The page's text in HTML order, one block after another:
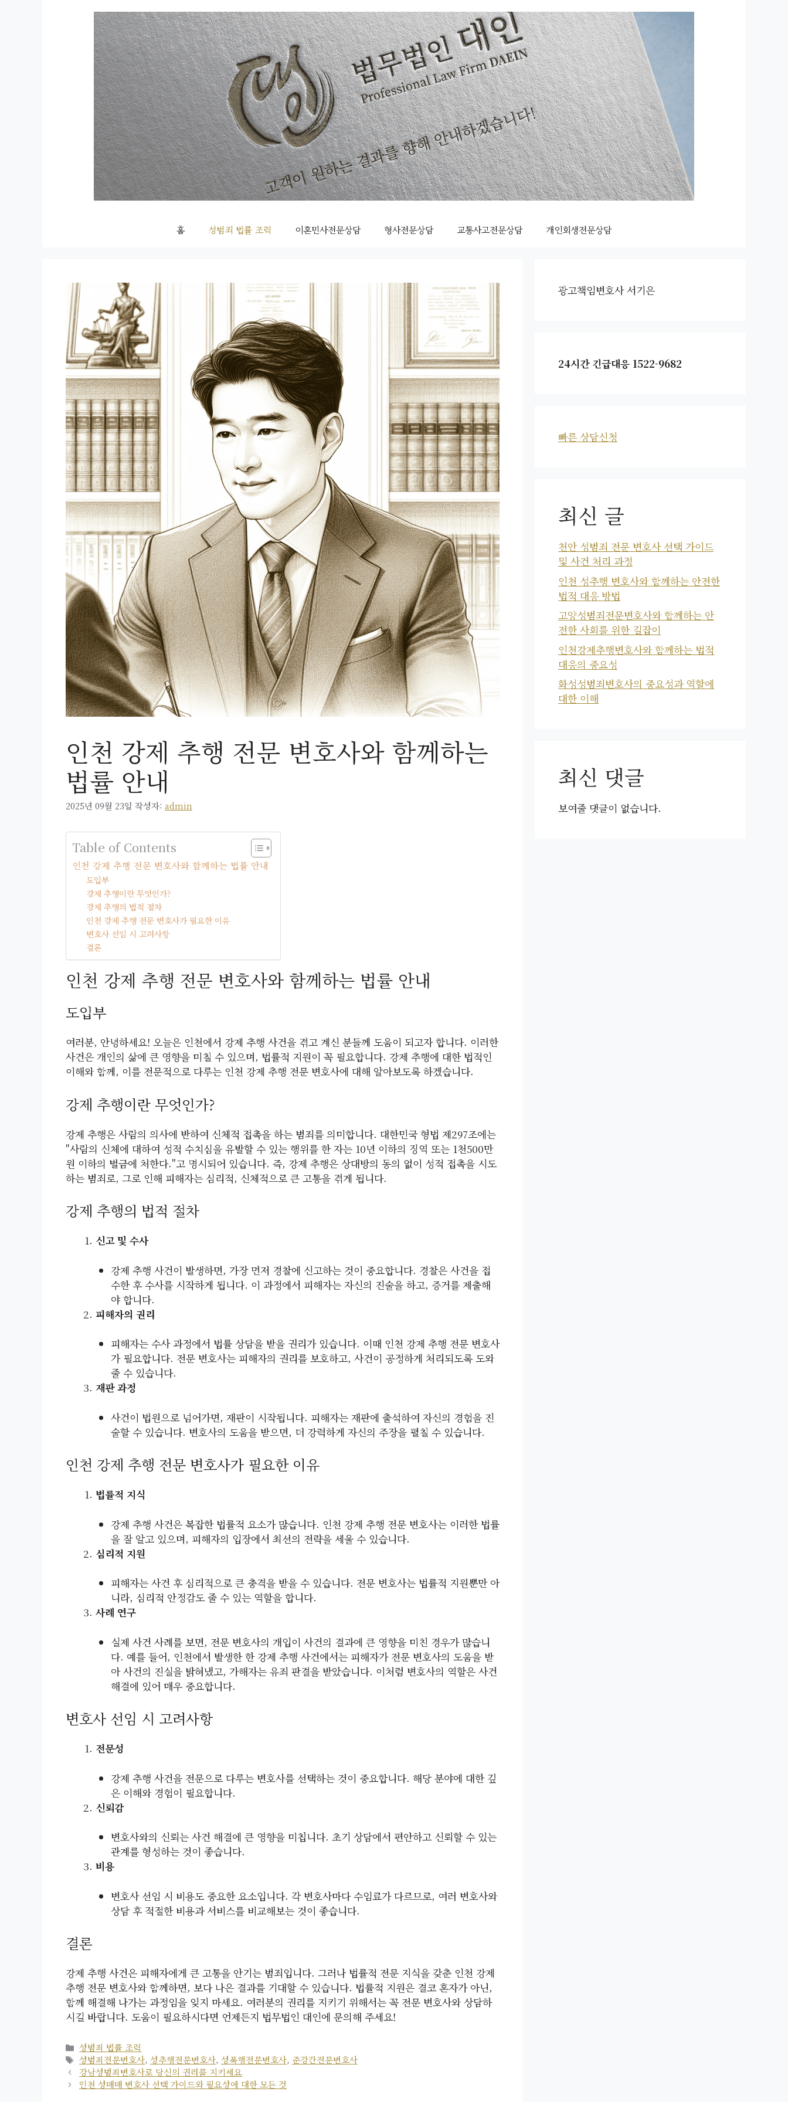
홈 성범죄 법률 조력 이혼민사전문상담 형사전문상담 교통사고전문상담 개인회생전문상담
인천 강제 추행 전문 변호사와 함께하는
법률 안내
2025년 09월 23일 작성자: admin
Table of Contents
인천 강제 추행 전문 변호사와 함께하는 법률 안내
도입부
강제 추행이란 무엇인가?
강제 추행의 법적 절차
인천 강제 추행 전문 변호사가 필요한 이유
변호사 선임 시 고려사항
결론
인천 강제 추행 전문 변호사와 함께하는 법률 안내
도입부
여러분, 안녕하세요! 오늘은 인천에서 강제 추행 사건을 겪고 계신 분들께 도움이 되고자 합니다. 이러한
사건은 개인의 삶에 큰 영향을 미칠 수 있으며, 법률적 지원이 꼭 필요합니다. 강제 추행에 대한 법적인
이해와 함께, 이를 전문적으로 다루는 인천 강제 추행 전문 변호사에 대해 알아보도록 하겠습니다.
강제 추행이란 무엇인가?
강제 추행은 사람의 의사에 반하여 신체적 접촉을 하는 범죄를 의미합니다. 대한민국 형법 제297조에는
"사람의 신체에 대하여 성적 수치심을 유발할 수 있는 행위를 한 자는 10년 이하의 징역 또는 1천500만
원 이하의 벌금에 처한다."고 명시되어 있습니다. 즉, 강제 추행은 상대방의 동의 없이 성적 접촉을 시도
하는 범죄로, 그로 인해 피해자는 심리적, 신체적으로 큰 고통을 겪게 됩니다.
강제 추행의 법적 절차
신고 및 수사
강제 추행 사건이 발생하면, 가장 먼저 경찰에 신고하는 것이 중요합니다. 경찰은 사건을 접
수한 후 수사를 시작하게 됩니다. 이 과정에서 피해자는 자신의 진술을 하고, 증거를 제출해
야 합니다.
피해자의 권리
피해자는 수사 과정에서 법률 상담을 받을 권리가 있습니다. 이때 인천 강제 추행 전문 변호사
가 필요합니다. 전문 변호사는 피해자의 권리를 보호하고, 사건이 공정하게 처리되도록 도와
줄 수 있습니다.
재판 과정
사건이 법원으로 넘어가면, 재판이 시작됩니다. 피해자는 재판에 출석하여 자신의 경험을 진
술할 수 있습니다. 변호사의 도움을 받으면, 더 강력하게 자신의 주장을 펼칠 수 있습니다.
인천 강제 추행 전문 변호사가 필요한 이유
법률적 지식
강제 추행 사건은 복잡한 법률적 요소가 많습니다. 인천 강제 추행 전문 변호사는 이러한 법률
을 잘 알고 있으며, 피해자의 입장에서 최선의 전략을 세울 수 있습니다.
심리적 지원
피해자는 사건 후 심리적으로 큰 충격을 받을 수 있습니다. 전문 변호사는 법률적 지원뿐만 아
니라, 심리적 안정감도 줄 수 있는 역할을 합니다.
사례 연구
실제 사건 사례를 보면, 전문 변호사의 개입이 사건의 결과에 큰 영향을 미친 경우가 많습니
다. 예를 들어, 인천에서 발생한 한 강제 추행 사건에서는 피해자가 전문 변호사의 도움을 받
아 사건의 진실을 밝혀냈고, 가해자는 유죄 판결을 받았습니다. 이처럼 변호사의 역할은 사건
해결에 있어 매우 중요합니다.
변호사 선임 시 고려사항
전문성
강제 추행 사건을 전문으로 다루는 변호사를 선택하는 것이 중요합니다. 해당 분야에 대한 깊
은 이해와 경험이 필요합니다.
신뢰감
변호사와의 신뢰는 사건 해결에 큰 영향을 미칩니다. 초기 상담에서 편안하고 신뢰할 수 있는
관계를 형성하는 것이 좋습니다.
비용
변호사 선임 시 비용도 중요한 요소입니다. 각 변호사마다 수임료가 다르므로, 여러 변호사와
상담 후 적절한 비용과 서비스를 비교해보는 것이 좋습니다.
결론
강제 추행 사건은 피해자에게 큰 고통을 안기는 범죄입니다. 그러나 법률적 전문 지식을 갖춘 인천 강제
추행 전문 변호사와 함께하면, 보다 나은 결과를 기대할 수 있습니다. 법률적 지원은 결코 혼자가 아닌,
함께 해결해 나가는 과정임을 잊지 마세요. 여러분의 권리를 지키기 위해서는 꼭 전문 변호사와 상담하
시길 바랍니다. 도움이 필요하시다면 언제든지 법무법인 대인에 문의해 주세요!
카
테
고
리
성범죄 법률 조력
태
그
성범죄전문변호사,성추행전문변호사,성폭행전문변호사, 준강간전문변호사
강남성범죄변호사로 당신의 권리를 지키세요
인천 성매매 변호사 선택 가이드와 필요성에 대한 모든 것
광고책임변호사 서기은
24시간 긴급대응 1522-9682
빠른 상담신청
최신 글
천안 성범죄 전문 변호사 선택 가이드
및 사건 처리 과정
인천 성추행 변호사와 함께하는 안전한
법적 대응 방법
고양성범죄전문변호사와 함께하는 안
전한 사회를 위한 길잡이
인천강제추행변호사와 함께하는 법적
대응의 중요성
화성성범죄변호사의 중요성과 역할에
대한 이해
최신 댓글
보여줄 댓글이 없습니다.